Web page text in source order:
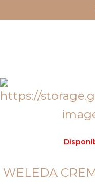
WELEDA